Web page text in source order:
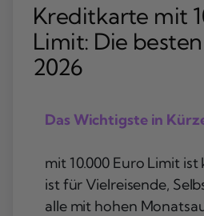
Kreditkarte mit
Limit: Die
2026
Das Wichtigste in
mit 10.000 Euro Limit
ist für Vielreisende,
alle mit hohen